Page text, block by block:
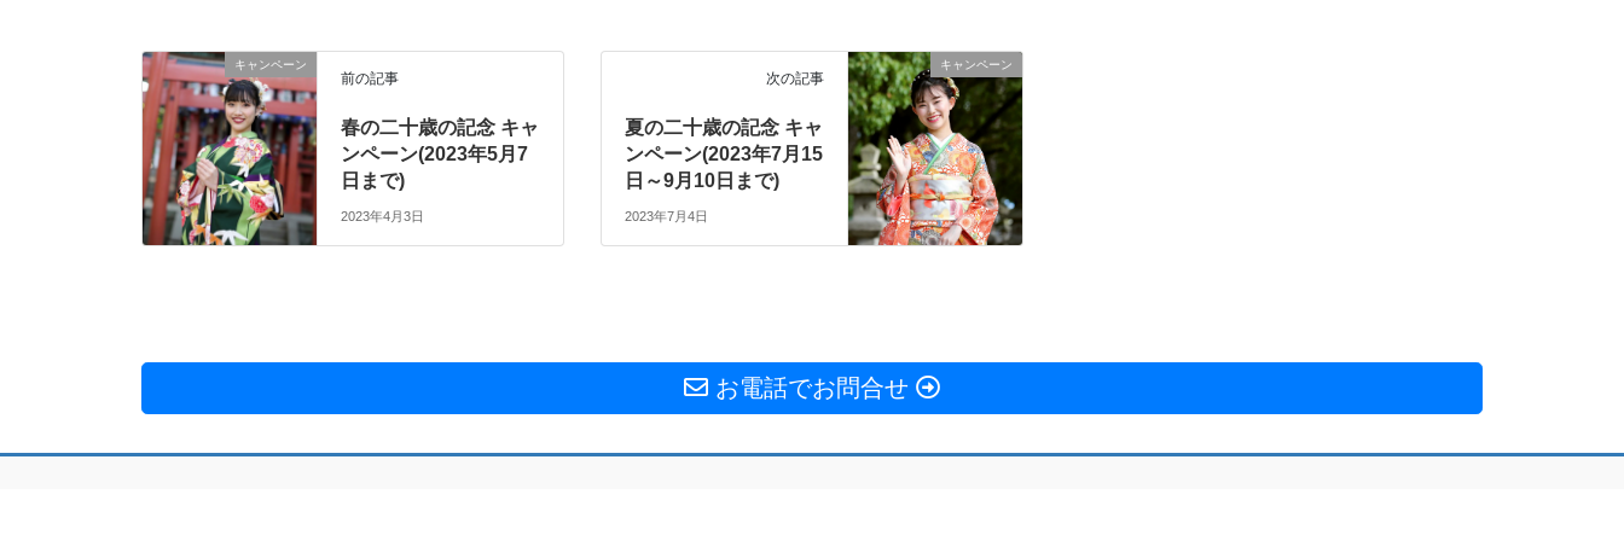
キャンペーン
前の記事
春の二十歳の記念 キャ
ンペーン(2023年5月7
日まで)
2023年4月3日
キャンペーン
次の記事
夏の二十歳の記念 キャ
ンペーン(2023年7月15
日～9月10日まで)
2023年7月4日
お電話でお問合せ